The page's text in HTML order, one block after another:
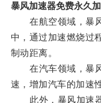
暴风加速器免费永久
在航空领域，暴风
中，通过加速燃烧过
制动距离。
在汽车领域，暴风
速，增加汽车的加速
此外，暴风加速器